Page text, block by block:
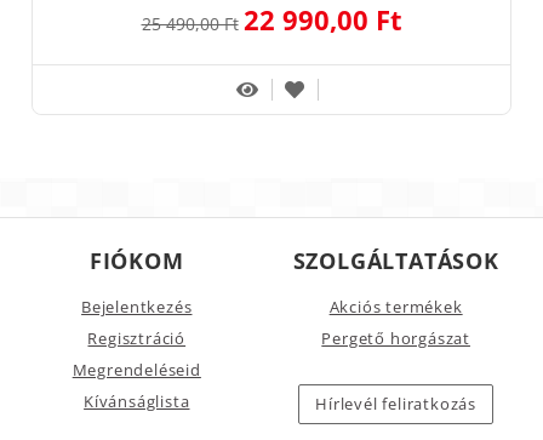
25 490,00 Ft 22 990,00 Ft
FIÓKOM
Bejelentkezés
Regisztráció
Megrendeléseid
Kívánságlista
SZOLGÁLTATÁSOK
Akciós termékek
Pergető horgászat
Hírlevél feliratkozás